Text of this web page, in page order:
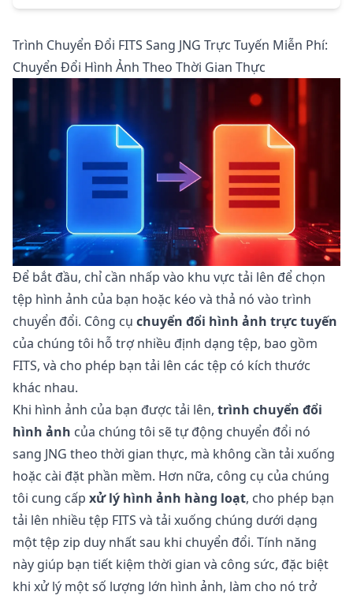
Trình Chuyển Đổi FITS Sang JNG Trực Tuyến Miễn Phí:
Chuyển Đổi Hình Ảnh Theo Thời Gian Thực
Để bắt đầu, chỉ cần nhấp vào khu vực tải lên để chọn
tệp hình ảnh của bạn hoặc kéo và thả nó vào trình
chuyển đổi. Công cụ chuyển đổi hình ảnh trực tuyến
của chúng tôi hỗ trợ nhiều định dạng tệp, bao gồm
FITS, và cho phép bạn tải lên các tệp có kích thước
khác nhau.
Khi hình ảnh của bạn được tải lên, trình chuyển đổi
hình ảnh của chúng tôi sẽ tự động chuyển đổi nó
sang JNG theo thời gian thực, mà không cần tải xuống
hoặc cài đặt phần mềm. Hơn nữa, công cụ của chúng
tôi cung cấp xử lý hình ảnh hàng loạt, cho phép bạn
tải lên nhiều tệp FITS và tải xuống chúng dưới dạng
một tệp zip duy nhất sau khi chuyển đổi. Tính năng
này giúp bạn tiết kiệm thời gian và công sức, đặc biệt
khi xử lý một số lượng lớn hình ảnh, làm cho nó trở